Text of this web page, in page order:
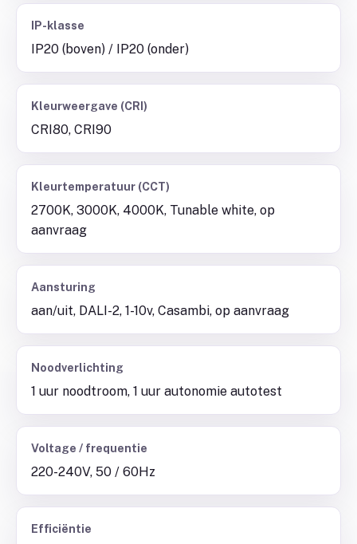
IP-klasse
IP20 (boven) / IP20 (onder)
Kleurweergave (CRI)
CRI80, CRI90
Kleurtemperatuur (CCT)
2700K, 3000K, 4000K, Tunable white, op
aanvraag
Aansturing
aan/uit, DALI-2, 1-10v, Casambi, op aanvraag
Noodverlichting
1 uur noodtroom, 1 uur autonomie autotest
Voltage / frequentie
220-240V, 50 / 60Hz
Efficiëntie